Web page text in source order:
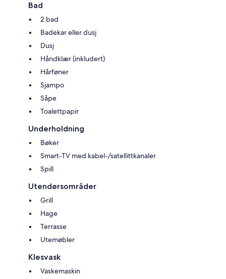
Bad
2 bad
Badekar eller dusj
Dusj
Håndklær (inkludert)
Hårføner
Sjampo
Såpe
Toalettpapir
Underholdning
Bøker
Smart-TV med kabel-/satellittkanaler
Spill
Utendørsområder
Grill
Hage
Terrasse
Utemøbler
Klesvask
Vaskemaskin